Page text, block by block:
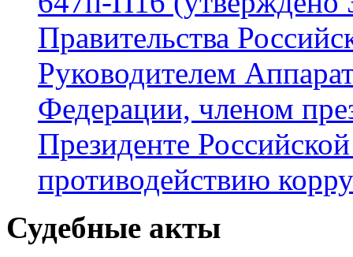
Правительства
Руководителем
Федерации, членом
Президенте
противодействию
Судебные акты